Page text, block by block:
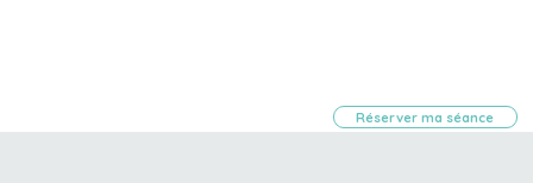
Réserver ma séance